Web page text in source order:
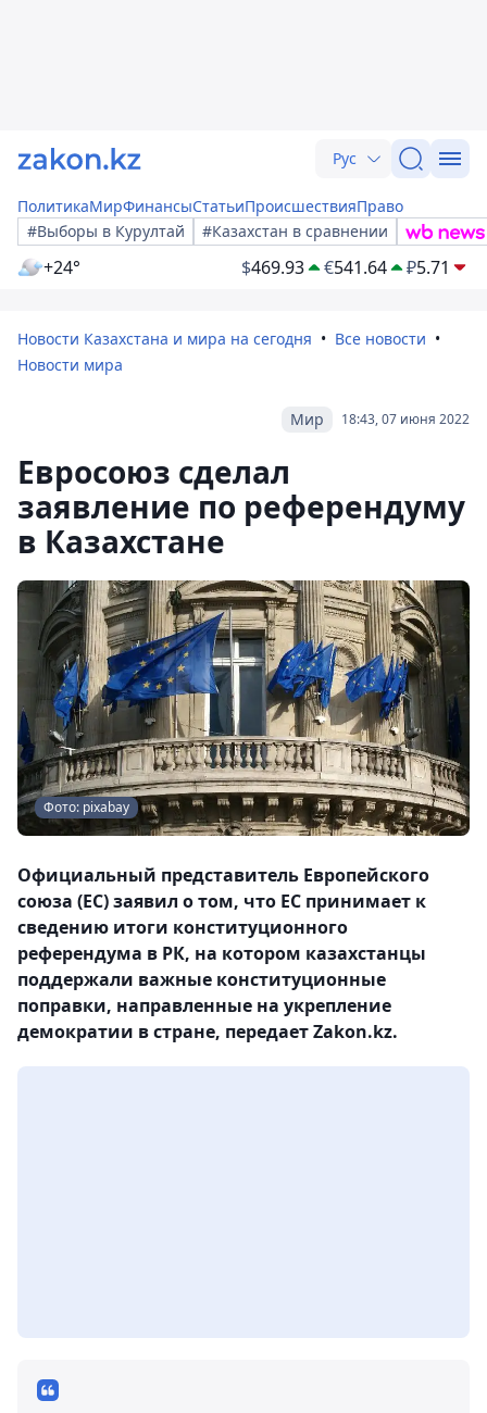
Рус
ПолитикаМирФинансыСтатьиПроисшествияПраво
#Выборы в Курултай
#Казахстан в сравнении
+24° $469.93 €541.64 ₽5.71
Новости Казахстана и мира на сегодня
Все новости
Новости мира
18:43, 07 июня 2022
Мир
Евросоюз сделал
заявление по референдуму
в Казахстане
Фото: pixabay
Официальный представитель Европейского
союза (ЕС) заявил о том, что ЕС принимает к
сведению итоги конституционного
референдума в РК, на котором казахстанцы
поддержали важные конституционные
поправки, направленные на укрепление
демократии в стране, передает Zakon.kz.